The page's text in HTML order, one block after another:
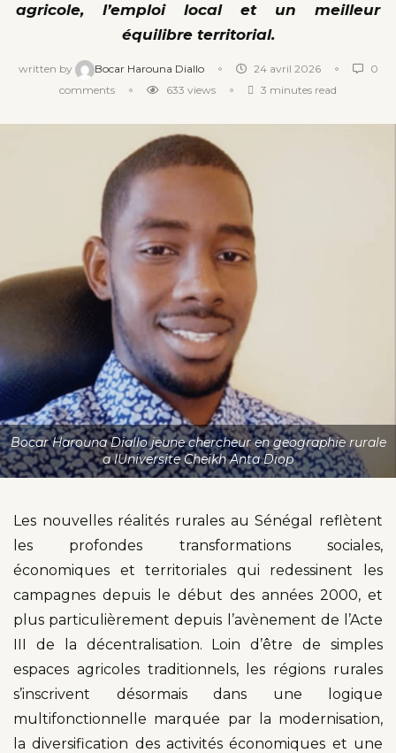
agricole, l’emploi local et un meilleur
équilibre territorial.
written by Bocar Harouna Diallo 24 avril 2026
0
comments
633 views 3 minutes read
Bocar Harouna Diallo jeune chercheur en geographie rurale
a lUniversite Cheikh Anta Diop
Les nouvelles réalités rurales au Sénégal reflètent
les profondes transformations sociales,
économiques et territoriales qui redessinent les
campagnes depuis le début des années 2000, et
plus particulièrement depuis l’avènement de l’Acte
III de la décentralisation. Loin d’être de simples
espaces agricoles traditionnels, les régions rurales
s’inscrivent désormais dans une logique
multifonctionnelle marquée par la modernisation,
la diversification des activités économiques et une